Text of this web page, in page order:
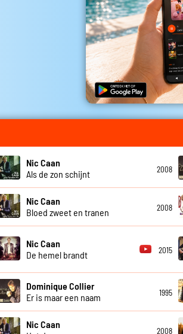
Nic Caan
Als de zon schijnt
2008
Nic Caan
Bloed zweet en tranen
2008
Nic Caan
De hemel brandt
2015
Dominique Collier
Er is maar een naam
1995
Nic Caan
2008